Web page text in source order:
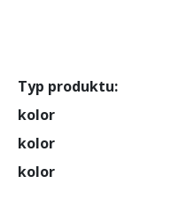
Typ produktu:
kolor
kolor
kolor